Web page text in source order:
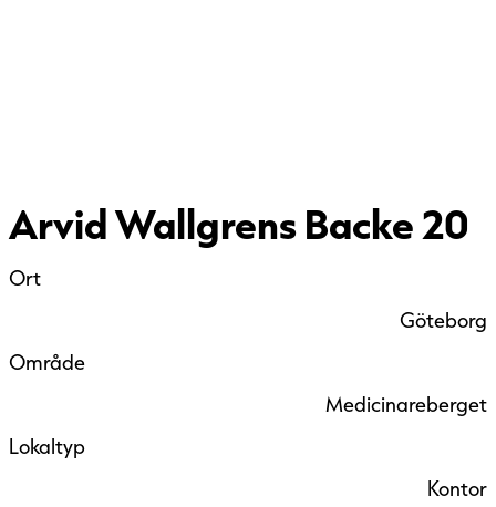
Arvid Wallgrens Backe 20
Ort
Göteborg
Område
Medicinareberget
Lokaltyp
Kontor